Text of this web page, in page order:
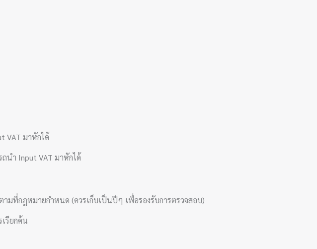
VAT มาหักได้
นำ Input VAT มาหักได้
ามที่กฎหมายกำหนด (ควรเก็บเป็นปีๆ เพื่อรองรับการตรวจสอบ)
รียกค้น